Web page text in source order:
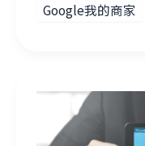
Google我的商家
尋找適合您的SEO公司，助您提升網站排名